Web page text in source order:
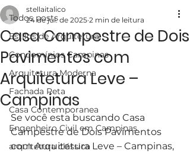
Todos posts
Estilos de Arquitetura
Condomínios Campinas
Arquitetura Moderna
Fachada Reta
Casa Contemporanea
Engenheiro Civil em Campinas
arquitetura clássica
Casa Campestre de Dois
Pavimentos com
Arquitetura Leve –
Campinas
stellaitalico
24 de jul. de 2025 2 min de leitura
Se você esta buscando Casa
Campestre de Dois Pavimentos
com Arquitetura Leve – Campinas,